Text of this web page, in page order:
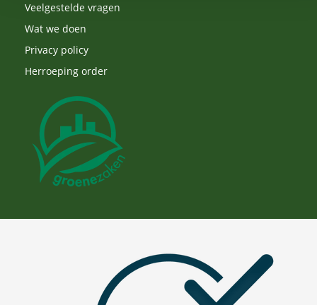
Veelgestelde vragen
Wat we doen
Privacy policy
Herroeping order